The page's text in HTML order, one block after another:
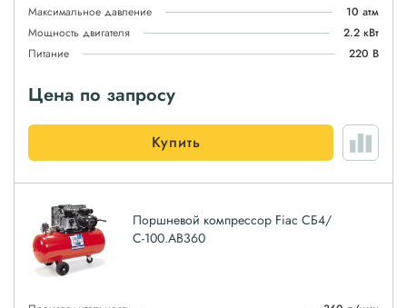
Максимальное давление
10 атм
Мощность двигателя
2.2 кВт
Питание
220 В
Цена по запросу
Купить
Поршневой компрессор Fiac СБ4/
С-100.AB360